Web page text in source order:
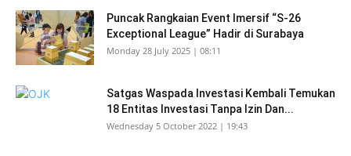
Puncak Rangkaian Event Imersif “S-26
Exceptional League” Hadir di Surabaya
Monday 28 July 2025 | 08:11
Satgas Waspada Investasi Kembali Temukan
18 Entitas Investasi Tanpa Izin Dan...
Wednesday 5 October 2022 | 19:43